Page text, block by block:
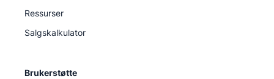
Ressurser
Salgskalkulator
Brukerstøtte